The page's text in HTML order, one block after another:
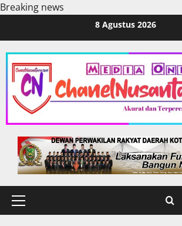
Breaking news
content
8 Agustus 2026
Primary